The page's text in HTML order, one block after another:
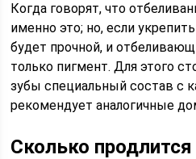
Когда говорят, что
именно это; но, если
будет прочной, и
только пигмент. Для этого
зубы специальный состав с
рекомендует аналогичные
Сколько